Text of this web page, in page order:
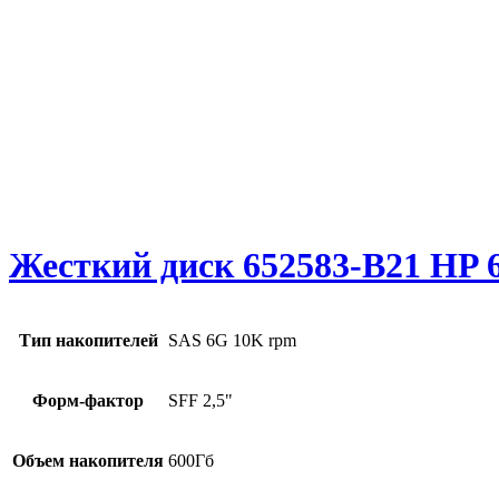
Жесткий диск 652583-B21 HP
Тип накопителей SAS 6G 10K rpm
Форм-фактор SFF 2,5"
Объем накопителя 600Гб